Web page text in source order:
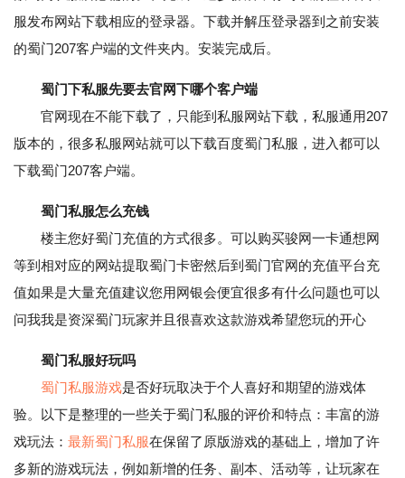
服发布网站下载相应的登录器。下载并解压登录器到之前安装
的蜀门207客户端的文件夹内。安装完成后。
蜀门下私服先要去官网下哪个客户端
官网现在不能下载了，只能到私服网站下载，私服通用207
版本的，很多私服网站就可以下载百度蜀门私服，进入都可以
下载蜀门207客户端。
蜀门私服怎么充钱
楼主您好蜀门充值的方式很多。可以购买骏网一卡通想网
等到相对应的网站提取蜀门卡密然后到蜀门官网的充值平台充
值如果是大量充值建议您用网银会便宜很多有什么问题也可以
问我我是资深蜀门玩家并且很喜欢这款游戏希望您玩的开心
蜀门私服好玩吗
蜀门私服游戏是否好玩取决于个人喜好和期望的游戏体
验。以下是整理的一些关于蜀门私服的评价和特点：丰富的游
戏玩法： 最新蜀门私服在保留了原版游戏的基础上，增加了许
多新的游戏玩法，例如新增的任务、副本、活动等，让玩家在